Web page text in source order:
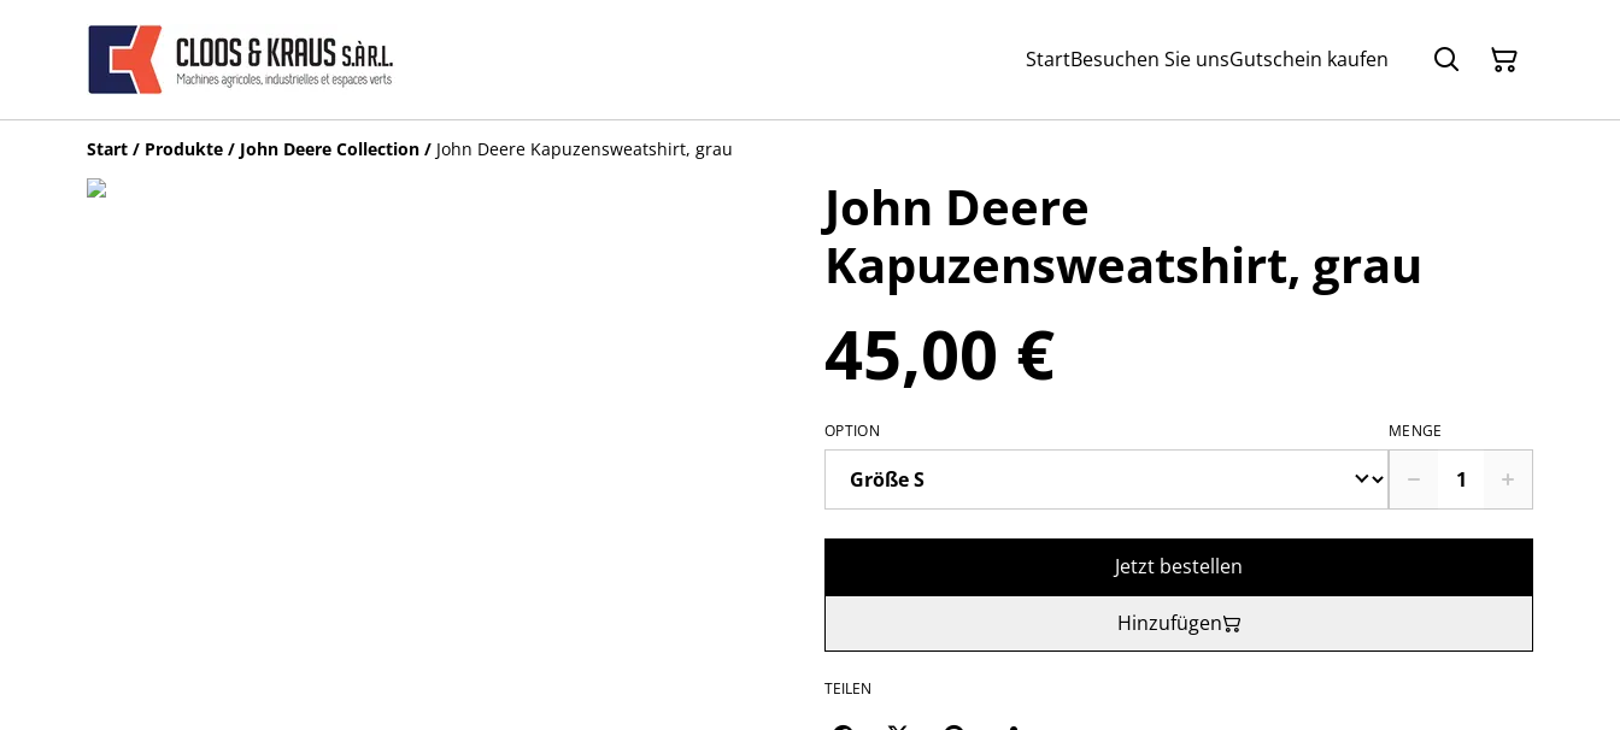
StartBesuchen Sie unsGutschein kaufen
Start / Produkte / John Deere Collection / John Deere Kapuzensweatshirt, grau
John Deere
Kapuzensweatshirt, grau
45,00 €
OPTION MENGE
Jetzt bestellen
Hinzufügen
TEILEN